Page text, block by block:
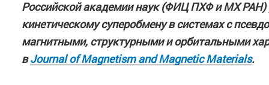
Российской академии наук (ФИЦ ПХФ и МХ РАН)
кинетическому суперобмену в системах с
магнитными, структурными и орбитальными
вJournal of Magnetism and Magnetic Materials.